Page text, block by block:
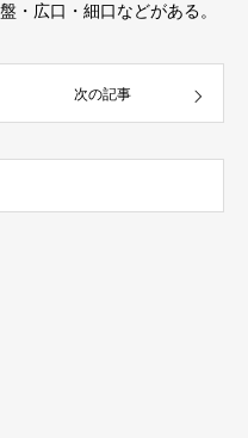
・広口・細口などがある。
次の記事